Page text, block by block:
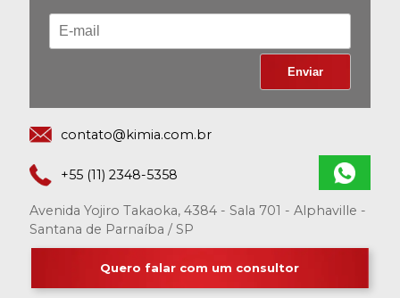
contato@kimia.com.br
+55 (11) 2348-5358
Avenida Yojiro Takaoka, 4384 - Sala 701 - Alphaville -
Santana de Parnaíba / SP
Quero falar com um consultor